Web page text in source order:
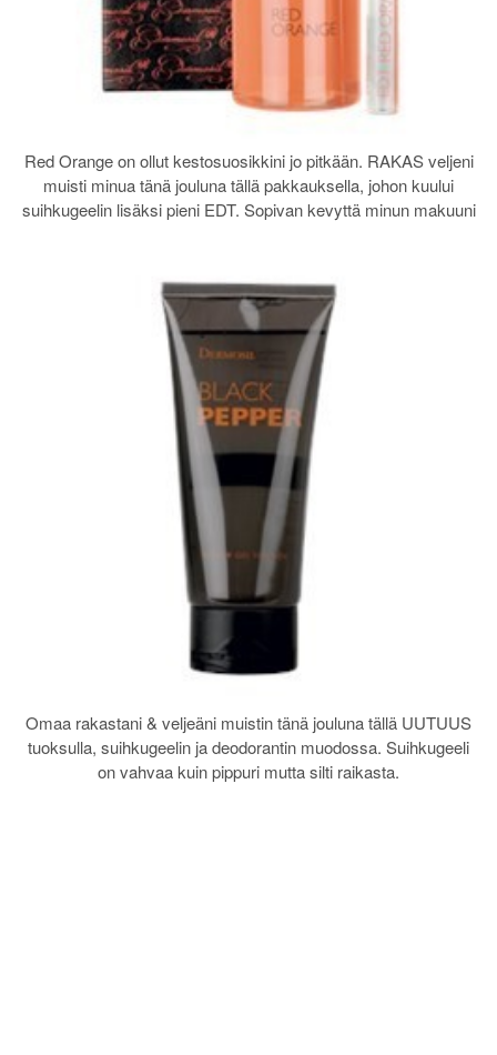
Red Orange on ollut kestosuosikkini jo pitkään. RAKAS veljeni
muisti minua tänä jouluna tällä pakkauksella, johon kuului
suihkugeelin lisäksi pieni EDT. Sopivan kevyttä minun makuuni
Omaa rakastani & veljeäni muistin tänä jouluna tällä UUTUUS
tuoksulla, suihkugeelin ja deodorantin muodossa. Suihkugeeli
on vahvaa kuin pippuri mutta silti raikasta.